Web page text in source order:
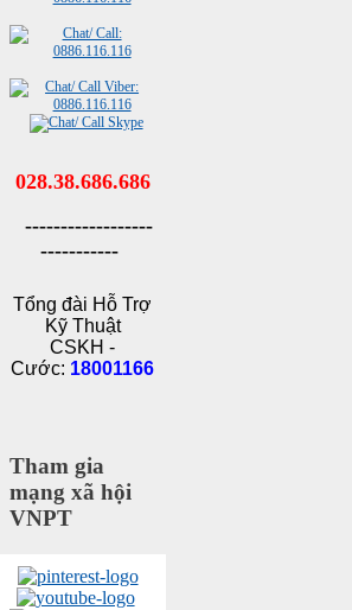
028.38.686.686
------------------
-----------
Tổng đài Hỗ Trợ
Kỹ Thuật
CSKH -
Cước: 18001166
Tham gia
mạng xã hội
VNPT